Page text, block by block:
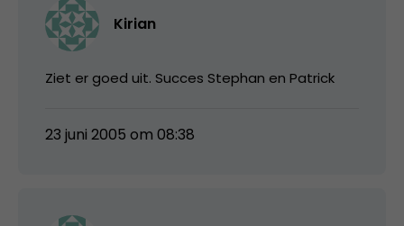
Kirian
Ziet er goed uit. Succes Stephan en Patrick
23 juni 2005 om 08:38